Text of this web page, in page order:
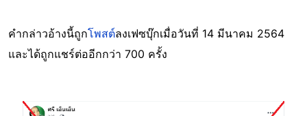
คำกล่าวอ้างนี้ถูกโพสต์ลงเฟซบุ๊กเมื่อวันที่ 14 มีนาคม 2564
และได้ถูกแชร์ต่ออีกกว่า 700 ครั้ง
Image